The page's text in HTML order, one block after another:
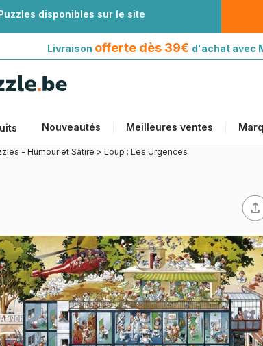
disponibles sur le site
Livraison offerte dès 39€ d'achat avec
Nouveautés Meilleures ventes
bois
numéro
- Humour et Satire > Loup : Les Urgences